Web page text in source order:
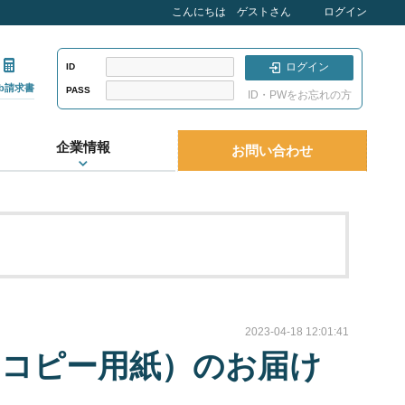
こんにちは ゲストさん ログイン
請求書
ID
PASS
ログイン
ID・PWをお忘れの方
企業情報 お問い合わせ
2023-04-18 12:01:41
ピー用紙）のお届け